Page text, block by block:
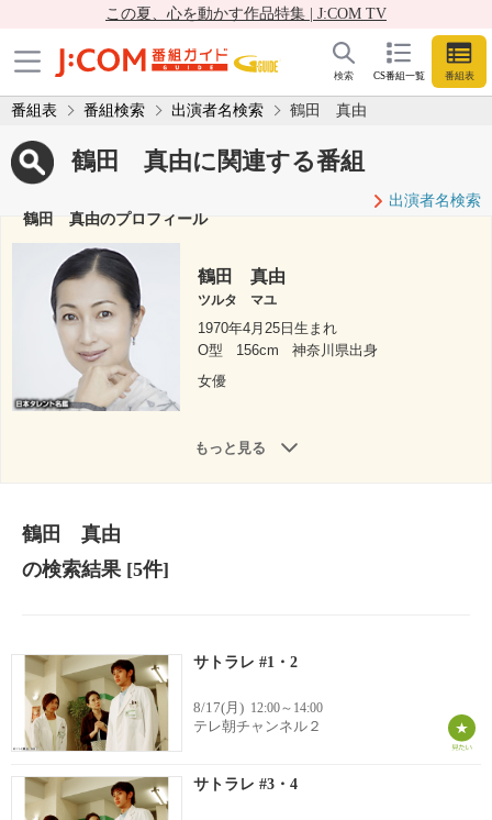
この夏、心を動かす作品特集 | J:COM TV
CS番組一覧 番組表
検索
番組表 番組検索 出演者名検索 鶴田 真由
鶴田 真由に関連する番組
出演者名検索
鶴田 真由のプロフィール
鶴田 真由
ツルタ マユ
1970年4月25日生まれ
O型
156cm
神奈川県出身
女優
もっと見る
鶴田 真由
の検索結果[5件]
サトラレ #1・2
8/17(月) 12:00～14:00
テレ朝チャンネル２
サトラレ #3・4